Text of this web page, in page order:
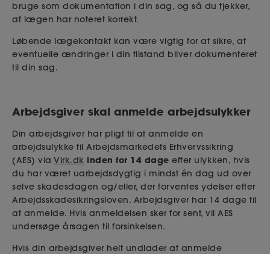
bruge som dokumentation i din sag, og så du tjekker,
at lægen har noteret korrekt.
Løbende lægekontakt kan være vigtig for at sikre, at
eventuelle ændringer i din tilstand bliver dokumenteret
til din sag.
Arbejdsgiver skal anmelde arbejdsulykker
Din arbejdsgiver har pligt til at anmelde en
arbejdsulykke til Arbejdsmarkedets Erhvervssikring
(AES) via Virk.dk inden for 14 dage efter ulykken, hvis
du har været uarbejdsdygtig i mindst én dag ud over
selve skadesdagen og/eller, der forventes ydelser efter
Arbejdsskadesikringsloven. Arbejdsgiver har 14 dage til
at anmelde. Hvis anmeldelsen sker for sent, vil AES
undersøge årsagen til forsinkelsen.
Hvis din arbejdsgiver helt undlader at anmelde